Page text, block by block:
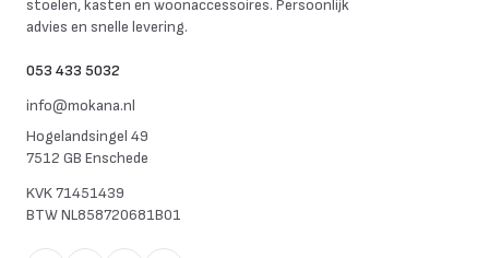
stoelen, kasten en woonaccessoires. Persoonlijk
advies en snelle levering.
053 433 5032
info@mokana.nl
Hogelandsingel 49
7512 GB Enschede
KVK71451439
BTWNL858720681B01